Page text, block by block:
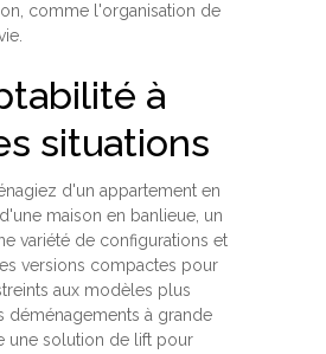
comme l'organisation de
à
situations
d'un appartement en
maison en banlieue, un
variété de configurations et
versions compactes pour
aux modèles plus
déménagements à grande
une solution de lift pour